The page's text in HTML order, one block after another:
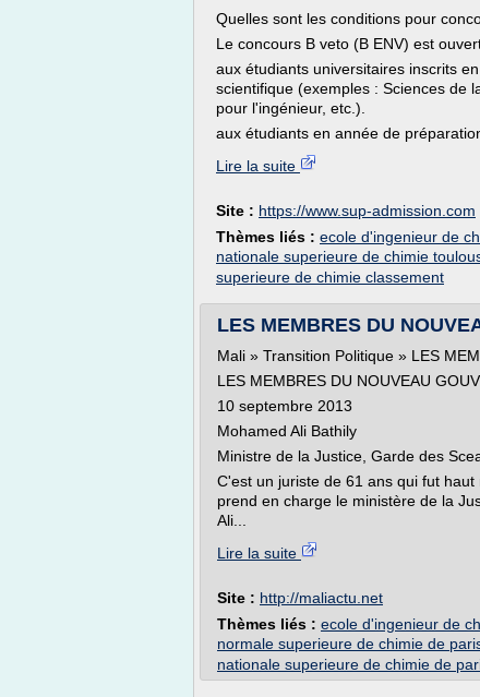
Quelles sont les conditions pour
Le concours B veto (B ENV) est
aux étudiants universitaires inscrits
scientifique (exemples : Sciences de
pour l'ingénieur, etc.).
aux étudiants en année de
Lire la suite
Site : https://www.sup-admission.com
Thèmes liés : ecole d'ingenieur de
nationale superieure de chimie
superieure de chimie classement
LES MEMBRES DU
Mali » Transition Politique » LES
LES MEMBRES DU NOUVEAU
10 septembre 2013
Mohamed Ali Bathily
Ministre de la Justice, Garde des
C'est un juriste de 61 ans qui fut
prend en charge le ministère de la
Ali...
Lire la suite
Site : http://maliactu.net
Thèmes liés : ecole d'ingenieur de
normale superieure de chimie de
nationale superieure de chimie de